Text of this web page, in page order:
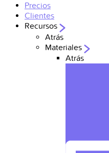
Precios
Clientes
Recursos
Atrás
Materiales
Atrás